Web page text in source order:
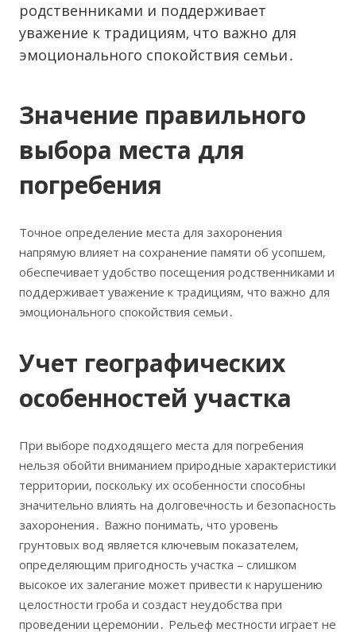
родственниками и поддерживает
уважение к традициям‚ что важно для
эмоционального спокойствия семьи․
Значение правильного
выбора места для
погребения
Точное определение места для захоронения
напрямую влияет на сохранение памяти об усопшем‚
обеспечивает удобство посещения родственниками и
поддерживает уважение к традициям‚ что важно для
эмоционального спокойствия семьи․
Учет географических
особенностей участка
При выборе подходящего места для погребения
нельзя обойти вниманием природные характеристики
территории‚ поскольку их особенности способны
значительно влиять на долговечность и безопасность
захоронения․ Важно понимать‚ что уровень
грунтовых вод является ключевым показателем‚
определяющим пригодность участка – слишком
высокое их залегание может привести к нарушению
целостности гроба и создаст неудобства при
проведении церемонии․ Рельеф местности играет не